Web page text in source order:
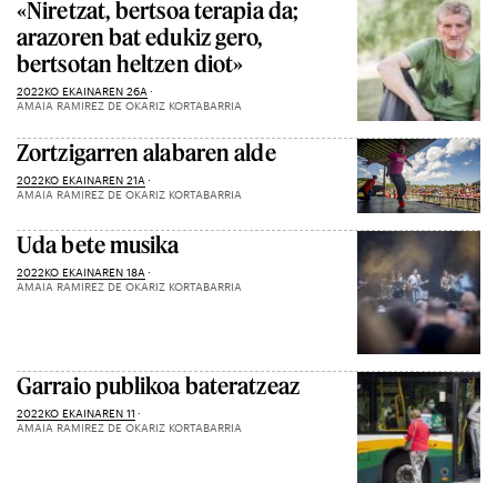
«Niretzat, bertsoa terapia da;
arazoren bat edukiz gero,
bertsotan heltzen diot»
2022KO EKAINAREN 26A
AMAIA RAMIREZ DE OKARIZ KORTABARRIA
Zortzigarren alabaren alde
2022KO EKAINAREN 21A
AMAIA RAMIREZ DE OKARIZ KORTABARRIA
Uda bete musika
2022KO EKAINAREN 18A
AMAIA RAMIREZ DE OKARIZ KORTABARRIA
Garraio publikoa bateratzeaz
2022KO EKAINAREN 11
AMAIA RAMIREZ DE OKARIZ KORTABARRIA